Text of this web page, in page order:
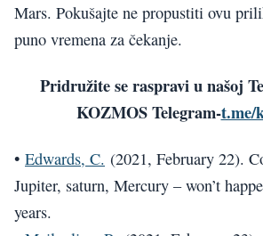
Mars. Pokušajte ne propustiti ovu
puno vremena za čekanje.
Pridružite se raspravi u našoj
KOZMOS Telegram-t.me/
• Edwards, C. (2021, February 22).
Jupiter, saturn, Mercury – won’t
years.